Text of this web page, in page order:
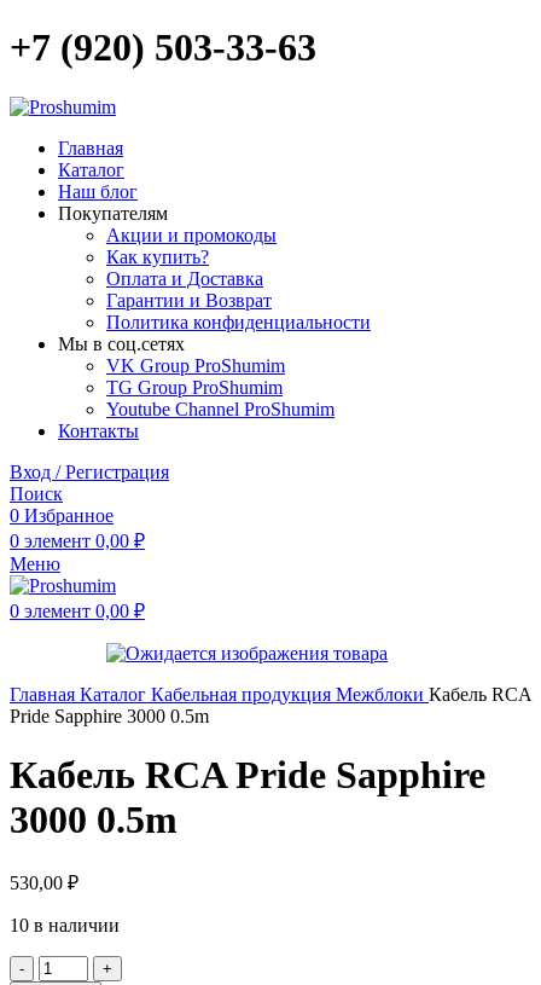
+7 (920) 503-33-63
Главная
Каталог
Наш блог
Покупателям
Акции и промокоды
Как купить?
Оплата и Доставка
Гарантии и Возврат
Политика конфиденциальности
Мы в соц.сетях
VK Group ProShumim
TG Group ProShumim
Youtube Channel ProShumim
Контакты
Вход / Регистрация
Поиск
0 Избранное
0 элемент 0,00 ₽
Меню
0 элемент 0,00 ₽
Главная Каталог Кабельная продукция Межблоки Кабель RCA
Pride Sapphire 3000 0.5m
Кабель RCA Pride Sapphire
3000 0.5m
530,00 ₽
10 в наличии